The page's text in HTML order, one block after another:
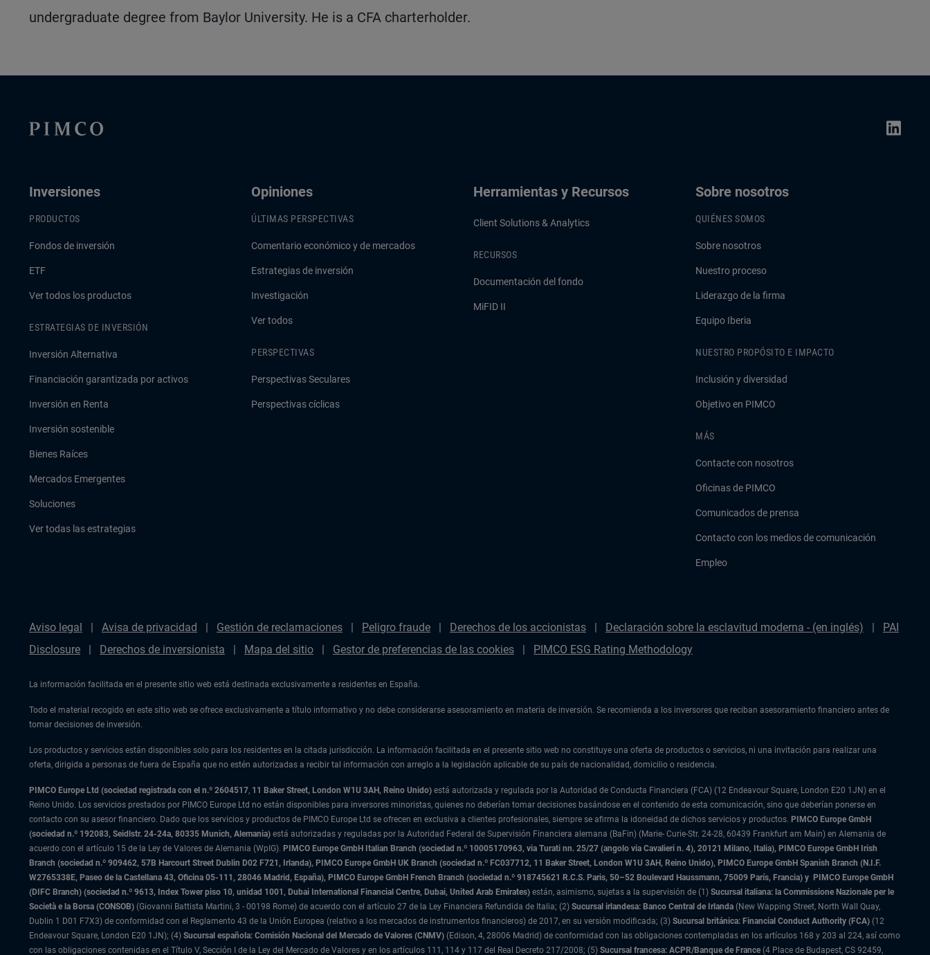
undergraduate degree from Baylor University. He is a CFA charterholder.
Inversiones
PRODUCTOS
Fondos de inversión
ETF
Ver todos los productos
ESTRATEGIAS DE INVERSIÓN
Inversión Alternativa
Financiación garantizada por activos
Inversión en Renta
Inversión sostenible
Bienes Raíces
Mercados Emergentes
Soluciones
Ver todas las estrategias
Opiniones
ÚLTIMAS PERSPECTIVAS
Comentario económico y de mercados
Estrategias de inversión
Investigación
Ver todos
PERSPECTIVAS
Perspectivas Seculares
Perspectivas cíclicas
Herramientas y Recursos
Client Solutions & Analytics
RECURSOS
Documentación del fondo
MiFID II
Sobre nosotros
QUIÉNES SOMOS
Sobre nosotros
Nuestro proceso
Liderazgo de la firma
Equipo Iberia
NUESTRO PROPÓSITO E IMPACTO
Inclusión y diversidad
Objetivo en PIMCO
MÁS
Contacte con nosotros
Oficinas de PIMCO
Comunicados de prensa
Contacto con los medios de comunicación
Empleo
Aviso legal Avisa de privacidad Gestión de reclamaciones Peligro fraude Derechos de los accionistas Declaración sobre la esclavitud moderna - (en inglés)
PAI
Disclosure
Derechos de inversionista Mapa del sitio Gestor de preferencias de las cookies PIMCO ESG Rating Methodology
La información facilitada en el presente sitio web está destinada exclusivamente a residentes en España.
Todo el material recogido en este sitio web se ofrece exclusivamente a título informativo y no debe considerarse asesoramiento en materia de inversión. Se recomienda a los inversores que reciban asesoramiento financiero antes de
tomar decisiones de inversión.
Los productos y servicios están disponibles solo para los residentes en la citada jurisdicción. La información facilitada en el presente sitio web no constituye una oferta de productos o servicios, ni una invitación para realizar una
oferta, dirigida a personas de fuera de España que no estén autorizadas a recibir tal información con arreglo a la legislación aplicable de su país de nacionalidad, domicilio o residencia.
PIMCO Europe Ltd (sociedad registrada con el n.º 2604517, 11 Baker Street, London W1U 3AH, Reino Unido) está autorizada y regulada por la Autoridad de Conducta Financiera (FCA) (12 Endeavour Square, London E20 1JN) en el
Reino Unido. Los servicios prestados por PIMCO Europe Ltd no están disponibles para inversores minoristas, quienes no deberían tomar decisiones basándose en el contenido de esta comunicación, sino que deberían ponerse en
contacto con su asesor financiero. Dado que los servicios y productos de PIMCO Europe Ltd se ofrecen en exclusiva a clientes profesionales, siempre se afirma la idoneidad de dichos servicios y productos. PIMCO Europe GmbH
(sociedad n.º 192083, Seidlstr. 24-24a, 80335 Munich, Alemania) está autorizadas y reguladas por la Autoridad Federal de Supervisión Financiera alemana (BaFin) (Marie- Curie-Str. 24-28, 60439 Frankfurt am Main) en Alemania de
acuerdo con el artículo 15 de la Ley de Valores de Alemania (WpIG). PIMCO Europe GmbH Italian Branch (sociedad n.º 10005170963, via Turati nn. 25/27 (angolo via Cavalieri n. 4), 20121 Milano, Italia), PIMCO Europe GmbH Irish
Branch (sociedad n.º 909462, 57B Harcourt Street Dublin D02 F721, Irlanda), PIMCO Europe GmbH UK Branch (sociedad n.º FC037712, 11 Baker Street, London W1U 3AH, Reino Unido), PIMCO Europe GmbH Spanish Branch (N.I.F.
W2765338E, Paseo de la Castellana 43, Oficina 05-111, 28046 Madrid, España), PIMCO Europe GmbH French Branch (sociedad n.º 918745621 R.C.S. Paris, 50–52 Boulevard Haussmann, 75009 París, Francia) y PIMCO Europe GmbH
(DIFC Branch) (sociedad n.º 9613, Index Tower piso 10, unidad 1001, Dubai International Financial Centre, Dubai, United Arab Emirates) están, asimismo, sujetas a la supervisión de (1) Sucursal italiana: la Commissione Nazionale per le
Società e la Borsa (CONSOB) (Giovanni Battista Martini, 3 - 00198 Rome) de acuerdo con el artículo 27 de la Ley Financiera Refundida de Italia; (2) Sucursal irlandesa: Banco Central de Irlanda (New Wapping Street, North Wall Quay,
Dublin 1 D01 F7X3) de conformidad con el Reglamento 43 de la Unión Europea (relativo a los mercados de instrumentos financieros) de 2017, en su versión modificada; (3) Sucursal británica: Financial Conduct Authority (FCA) (12
Endeavour Square, London E20 1JN); (4) Sucursal española: Comisión Nacional del Mercado de Valores (CNMV) (Edison, 4, 28006 Madrid) de conformidad con las obligaciones contempladas en los artículos 168 y 203 al 224, así como
con las obligaciones contenidas en el Título V, Sección I de la Ley del Mercado de Valores y en los artículos 111, 114 y 117 del Real Decreto 217/2008; (5) Sucursal francesa: ACPR/Banque de France (4 Place de Budapest, CS 92459,